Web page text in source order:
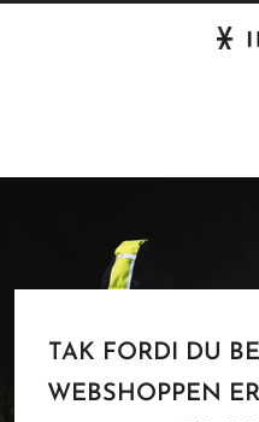
TAK FORDI DU
WEBSHOPPEN